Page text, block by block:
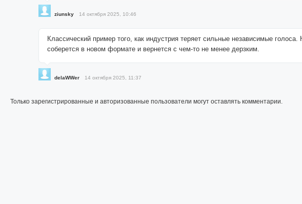
ziunsky 14 октября 2025, 10:46
Классический пример того, как индустрия теряет сильные независимые
соберется в новом формате и вернется с чем-то не менее дерзким.
delaWWer 14 октября 2025, 11:37
Только зарегистрированные и авторизованные пользователи могут оставлять комментарии.